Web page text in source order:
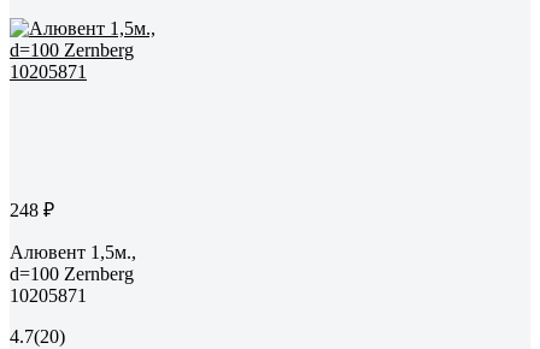
248 ₽
Алювент 1,5м.,
d=100 Zernberg
10205871
4.7(20)